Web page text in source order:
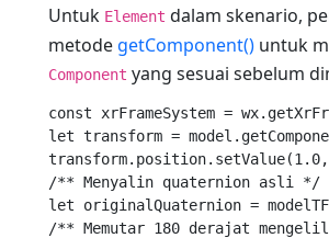
Untuk Element dalam skenario,
metode getComponent() untuk
Component yang sesuai sebelum
const xrFrameSystem =
let transform =
/** Menyalin quaternion asli */
let originalQuaternion =
/** Memutar 180 derajat